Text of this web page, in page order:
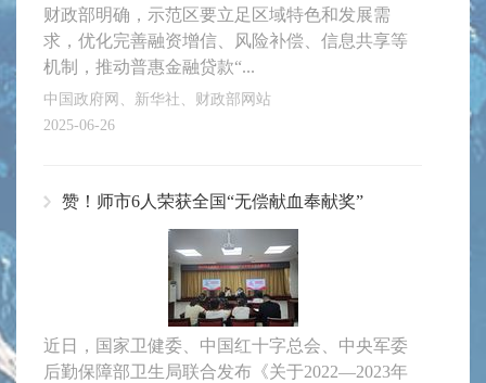
财政部明确，示范区要立足区域特色和发展需
求，优化完善融资增信、风险补偿、信息共享等
机制，推动普惠金融贷款“...
中国政府网、新华社、财政部网站
2025-06-26
赞！师市6人荣获全国“无偿献血奉献奖”
近日，国家卫健委、中国红十字总会、中央军委
后勤保障部卫生局联合发布《关于2022—2023年